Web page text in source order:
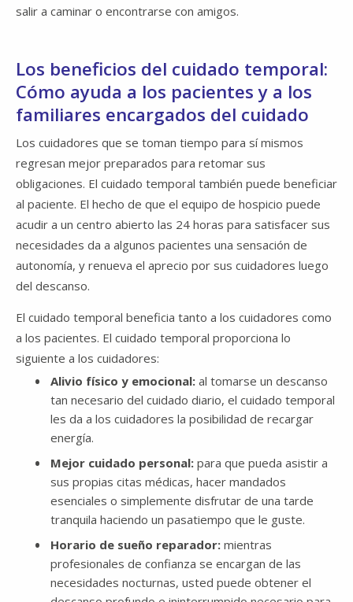
salir a caminar o encontrarse con amigos.
Los beneficios del cuidado temporal:
Cómo ayuda a los pacientes y a los
familiares encargados del cuidado
Los cuidadores que se toman tiempo para sí mismos
regresan mejor preparados para retomar sus
obligaciones. El cuidado temporal también puede beneficiar
al paciente. El hecho de que el equipo de hospicio puede
acudir a un centro abierto las 24 horas para satisfacer sus
necesidades da a algunos pacientes una sensación de
autonomía, y renueva el aprecio por sus cuidadores luego
del descanso.
El cuidado temporal beneficia tanto a los cuidadores como
a los pacientes. El cuidado temporal proporciona lo
siguiente a los cuidadores:
Alivio físico y emocional: al tomarse un descanso
tan necesario del cuidado diario, el cuidado temporal
les da a los cuidadores la posibilidad de recargar
energía.
Mejor cuidado personal: para que pueda asistir a
sus propias citas médicas, hacer mandados
esenciales o simplemente disfrutar de una tarde
tranquila haciendo un pasatiempo que le guste.
Horario de sueño reparador: mientras
profesionales de confianza se encargan de las
necesidades nocturnas, usted puede obtener el